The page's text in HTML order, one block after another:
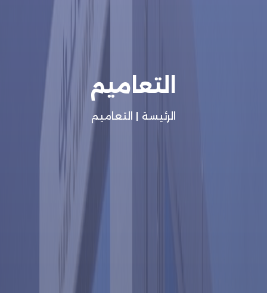
التعاميم
الرئيسة | التعاميم